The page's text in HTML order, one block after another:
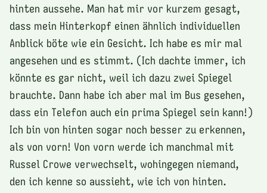
hinten aussehe. Man hat mir vor kurzem gesagt,
dass mein Hinterkopf einen ähnlich individuellen
Anblick böte wie ein Gesicht. Ich habe es mir mal
angesehen und es stimmt. (Ich dachte immer, ich
könnte es gar nicht, weil ich dazu zwei Spiegel
brauchte. Dann habe ich aber mal im Bus gesehen,
dass ein Telefon auch ein prima Spiegel sein kann!)
Ich bin von hinten sogar noch besser zu erkennen,
als von vorn! Von vorn werde ich manchmal mit
Russel Crowe verwechselt, wohingegen niemand,
den ich kenne so aussieht, wie ich von hinten.